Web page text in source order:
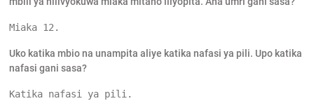
Miaka 12.
Uko katika mbio na unampita aliye katika nafasi ya pili. Upo katika
nafasi gani sasa?
Katika nafasi ya pili.